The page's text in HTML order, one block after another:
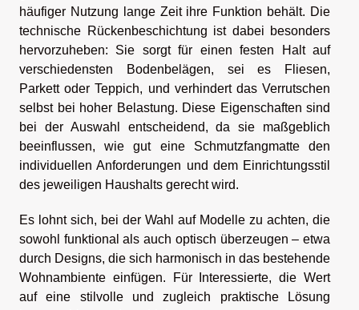
häufiger Nutzung lange Zeit ihre Funktion behält. Die
technische Rückenbeschichtung ist dabei besonders
hervorzuheben: Sie sorgt für einen festen Halt auf
verschiedensten Bodenbelägen, sei es Fliesen,
Parkett oder Teppich, und verhindert das Verrutschen
selbst bei hoher Belastung. Diese Eigenschaften sind
bei der Auswahl entscheidend, da sie maßgeblich
beeinflussen, wie gut eine Schmutzfangmatte den
individuellen Anforderungen und dem Einrichtungsstil
des jeweiligen Haushalts gerecht wird.
Es lohnt sich, bei der Wahl auf Modelle zu achten, die
sowohl funktional als auch optisch überzeugen – etwa
durch Designs, die sich harmonisch in das bestehende
Wohnambiente einfügen. Für Interessierte, die Wert
auf eine stilvolle und zugleich praktische Lösung